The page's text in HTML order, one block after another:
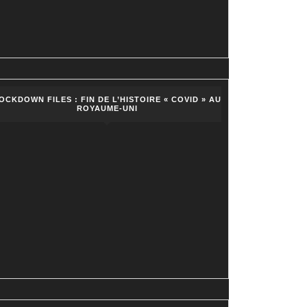
FILES : FIN DE L’HISTOIRE « COVID » AU
ROYAUME-UNI